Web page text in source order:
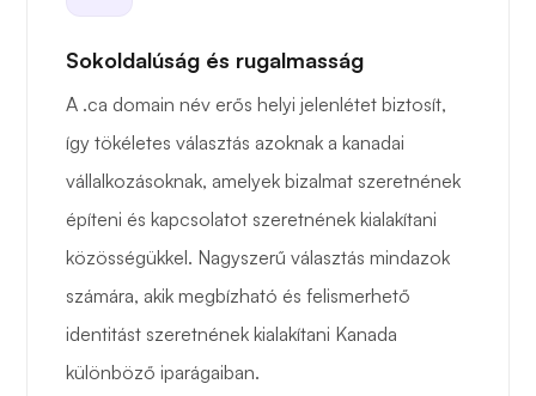
Sokoldalúság és rugalmasság
A .ca domain név erős helyi jelenlétet biztosít,
így tökéletes választás azoknak a kanadai
vállalkozásoknak, amelyek bizalmat szeretnének
építeni és kapcsolatot szeretnének kialakítani
közösségükkel. Nagyszerű választás mindazok
számára, akik megbízható és felismerhető
identitást szeretnének kialakítani Kanada
különböző iparágaiban.